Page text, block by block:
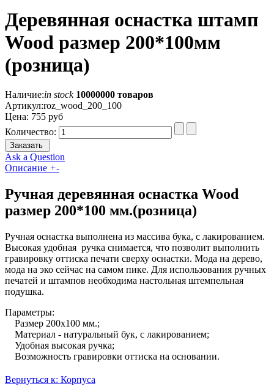
Деревянная оснастка штамп
Wood размер 200*100мм
(розница)
Наличие:in stock 10000000 товаров
Артикул:roz_wood_200_100
Цена: 755 руб
Количество:
Заказать
Ask a Question
Описание +-
Ручная деревянная оснастка Wood
размер 200*100 мм.(розница)
Ручная оснастка выполнена из массива бука, с лакированием.
Высокая удобная ручка снимается, что позволит выполнить
гравировку оттиска печати сверху оснастки. Мода на дерево,
мода на эко сейчас на самом пике. Для использования ручных
печатей и штампов необходима настольная штемпельная
подушка.
Параметры:
Размер 200х100 мм.;
Материал - натуральный бук, с лакированием;
Удобная высокая ручка;
Возможность гравировки оттиска на основании.
Вернуться к: Корпуса